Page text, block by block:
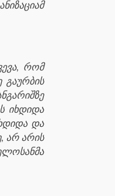
რომ
იხდიდა
და
არ არის